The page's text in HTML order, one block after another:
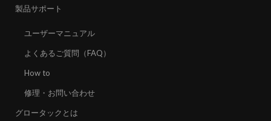
製品サポート
ユーザーマニュアル
よくあるご質問（FAQ）
How to
修理・お問い合わせ
グロータックとは